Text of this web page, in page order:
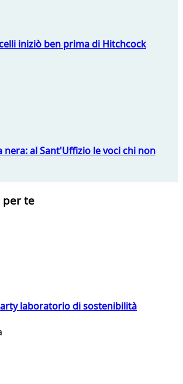
iniziò ben prima di Hitchcock
nera: al Sant'Uffizio le voci chi non
per te
laboratorio di sostenibilità